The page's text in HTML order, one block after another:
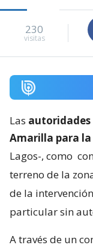
230
visitas
Las autoridades
Amarilla para
Lagos-, como
terreno de la
de la
particular sin
A través de un